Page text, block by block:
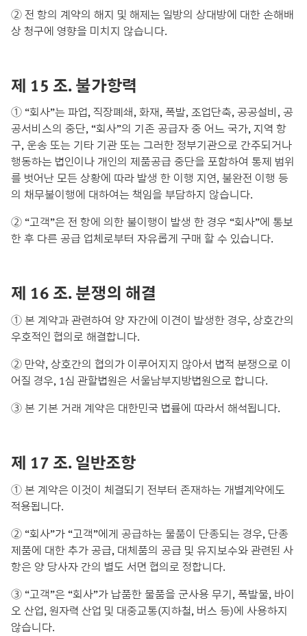
② 전 항의 계약의 해지 및 해제는 일방의 상대방에 대한 손해배
상 청구에 영향을 미치지 않습니다.
제 15 조. 불가항력
① “회사”는 파업, 직장폐쇄, 화재, 폭발, 조업단축, 공공설비, 공
공서비스의 중단, “회사”의 기존 공급자 중 어느 국가, 지역 항
구, 운송 또는 기타 기관 또는 그러한 정부기관으로 간주되거나
행동하는 법인이나 개인의 제품공급 중단을 포함하여 통제 범위
를 벗어난 모든 상황에 따라 발생 한 이행 지연, 불완전 이행 등
의 채무불이행에 대하여는 책임을 부담하지 않습니다.
② “고객”은 전 항에 의한 불이행이 발생 한 경우 “회사”에 통보
한 후 다른 공급 업체로부터 자유롭게 구매 할 수 있습니다.
제 16 조. 분쟁의 해결
① 본 계약과 관련하여 양 자간에 이견이 발생한 경우, 상호간의
우호적인 협의로 해결합니다.
② 만약, 상호간의 협의가 이루어지지 않아서 법적 분쟁으로 이
어질 경우, 1심 관할법원은 서울남부지방법원으로 합니다.
③ 본 기본 거래 계약은 대한민국 법률에 따라서 해석됩니다.
제 17 조. 일반조항
① 본 계약은 이것이 체결되기 전부터 존재하는 개별계약에도
적용됩니다.
② “회사”가 “고객”에게 공급하는 물품이 단종되는 경우, 단종
제품에 대한 추가 공급, 대체품의 공급 및 유지보수와 관련된 사
항은 양 당사자 간의 별도 서면 협의로 정합니다.
③ “고객”은 “회사”가 납품한 물품을 군사용 무기, 폭발물, 바이
오 산업, 원자력 산업 및 대중교통(지하철, 버스 등)에 사용하지
않습니다.